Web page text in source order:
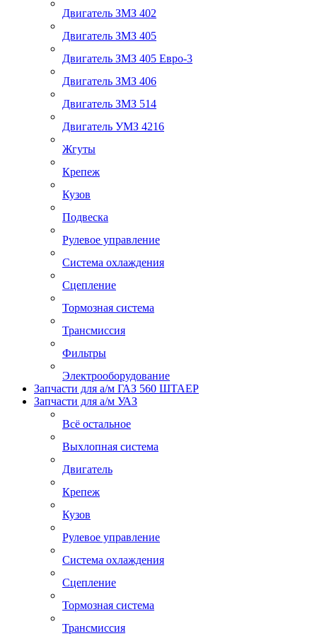
Двигатель ЗМЗ 402
Двигатель ЗМЗ 405
Двигатель ЗМЗ 405 Евро-3
Двигатель ЗМЗ 406
Двигатель ЗМЗ 514
Двигатель УМЗ 4216
Жгуты
Крепеж
Кузов
Подвеска
Рулевое управление
Система охлаждения
Сцепление
Тормозная система
Трансмиссия
Фильтры
Электрооборудование
Запчасти для а/м ГАЗ 560 ШТАЕР
Запчасти для а/м УАЗ
Всё остальное
Выхлопная система
Двигатель
Крепеж
Кузов
Рулевое управление
Система охлаждения
Сцепление
Тормозная система
Трансмиссия